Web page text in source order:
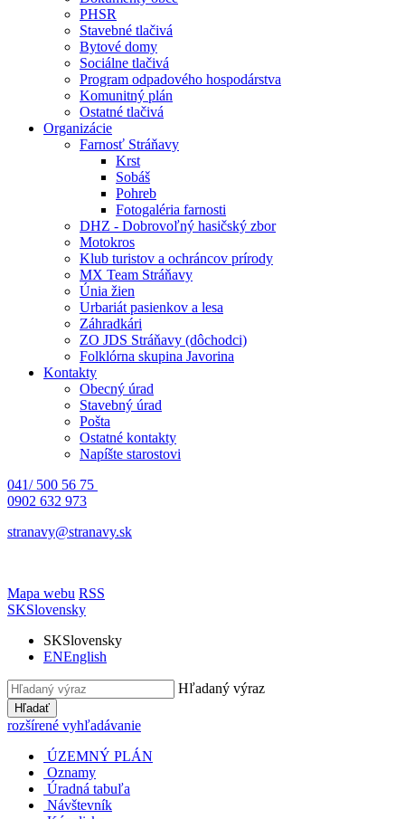
PHSR
Stavebné tlačivá
Bytové domy
Sociálne tlačivá
Program odpadového hospodárstva
Komunitný plán
Ostatné tlačivá
Organizácie
Farnosť Stráňavy
Krst
Sobáš
Pohreb
Fotogaléria farnosti
DHZ - Dobrovoľný hasičský zbor
Motokros
Klub turistov a ochráncov prírody
MX Team Stráňavy
Únia žien
Urbariát pasienkov a lesa
Záhradkári
ZO JDS Stráňavy (dôchodci)
Folklórna skupina Javorina
Kontakty
Obecný úrad
Stavebný úrad
Pošta
Ostatné kontakty
Napíšte starostovi
041/ 500 56 75
0902 632 973
stranavy@stranavy.sk
Mapa webu RSS
SKSlovensky
SKSlovensky
ENEnglish
Hľadaný výraz
Hľadať
rozšírené vyhľadávanie
ÚZEMNÝ PLÁN
Oznamy
Úradná tabuľa
Návštevník